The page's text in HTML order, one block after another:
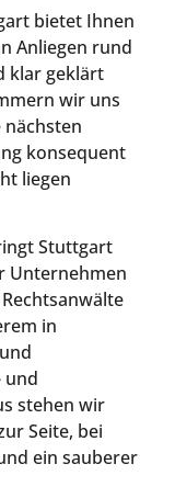
bietet Ihnen
Anliegen rund
klar geklärt
wir uns
konsequent
liegen
Stuttgart
Unternehmen
in
und
stehen wir
Seite, bei
ein sauberer